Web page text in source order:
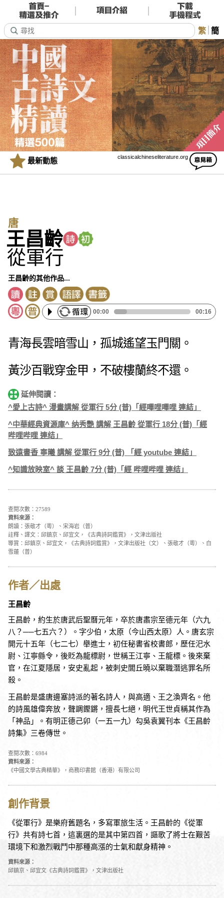
繁 簡
classicalchineseliterature.org
最新動態
唐
王昌齡
從軍行
王昌齡的其他作品...
00:00 00:16
青海長雲暗雪山，孤城遙望玉門關。
黃沙百戰穿金甲，不破樓蘭終不還。
延伸閱讀：
^愛上古詩^ 漫畫講解 從軍行 5分 (普)「經嗶哩嗶哩 連結」
^中華經典資源庫^ 纳秀艷 講解 王昌齡 從軍行 18分 (普)「經
哔哩哔哩 連结」
致遠書香 寧曦 講解 從軍行 9分 (普) 「經 youtube 連結」
^知識放映室^ 談 王昌齡 7分 (普)「經 哔哩哔哩 連结」
查閱次數：27589
資料來源：
朗讀：張敬才（粵）、宋海岩（普）
註釋、譯文：邱鎮京、邱宜文，《古典詩詞鑑賞》，文津出版社
導賞：邱鎮京、邱宜文，《古典詩詞鑑賞》，文津出版社（文）、張敬才（粵）、白
雪蓮（普）
作者／出處
王昌齡
王昌齡，約生於唐武后聖曆元年，卒於唐肅宗至德元年（六九
八？──七五六？）。字少伯，太原（今山西太原）人。唐玄宗
開元十五年（七二七）舉進士，初任秘書省校書郎，歷任汜水
尉、江寧縣令，後貶為龍標尉，世稱王江寧、王龍標。後來棄
官，在江夏隱居，安史亂起，被刺史閭丘曉以棄職潛逃罪名所
殺。
王昌齡是盛唐邊塞詩派的著名詩人，與高適、王之渙齊名。他
的詩風雄偉奔放，聲調鏗鏘，擅長七絕，明代王世貞稱其作為
「神品」。有明正德己卯（一五一九）勾吳袁翼刊本《王昌齡
詩集》三卷傳世。
查閱次數：6984
資料來源：
《中國文學古典精華》，商務印書館（香港）有限公司
創作背景
《從軍行》是樂府舊題名，多寫軍旅生活。王昌齡的《從軍
行》共有詩七首，這裏選的是其中第四首，謳歌了將士在艱苦
環境下和激烈戰鬥中那種高漲的士氣和獻身精神。
資料來源：
邱鎮京、邱宜文《古典詩詞鑑賞》，文津出版社